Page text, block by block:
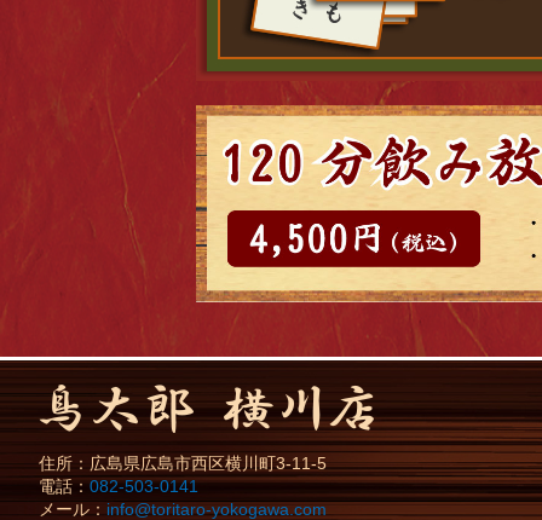
住所： 広島県広島市西区横川町3-11-5
電話：082-503-0141
メール： info@toritaro-yokogawa.com